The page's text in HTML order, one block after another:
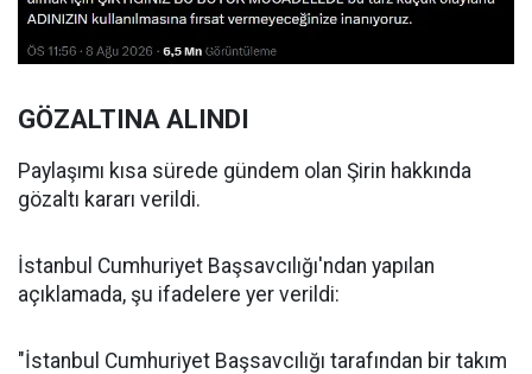
GÖZALTINA ALINDI
Paylaşımı kısa sürede gündem olan Şirin hakkında
gözaltı kararı verildi.
İstanbul Cumhuriyet Başsavcılığı'ndan yapılan
açıklamada, şu ifadelere yer verildi:
"İstanbul Cumhuriyet Başsavcılığı tarafından bir takım